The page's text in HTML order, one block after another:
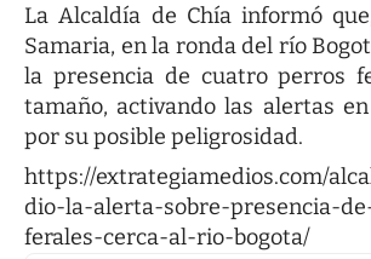
La Alcaldía de Chía informó
Samaria, en la ronda del río
la presencia de cuatro perros
tamaño, activando las alertas
por su posible peligrosidad.
https://extrategiamedios.com/
dio-la-alerta-sobre-presencia-
ferales-cerca-al-rio-bogota/